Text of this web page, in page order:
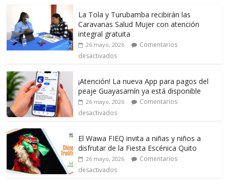
La Tola y Turubamba recibirán las
Caravanas Salud Mujer con atención
integral gratuita
26 mayo, 2026
Comentarios
desactivados
¡Atención! La nueva App para pagos del
peaje Guayasamín ya está disponible
26 mayo, 2026
Comentarios
desactivados
El Wawa FIEQ invita a niñas y niños a
disfrutar de la Fiesta Escénica Quito
26 mayo, 2026
Comentarios
desactivados